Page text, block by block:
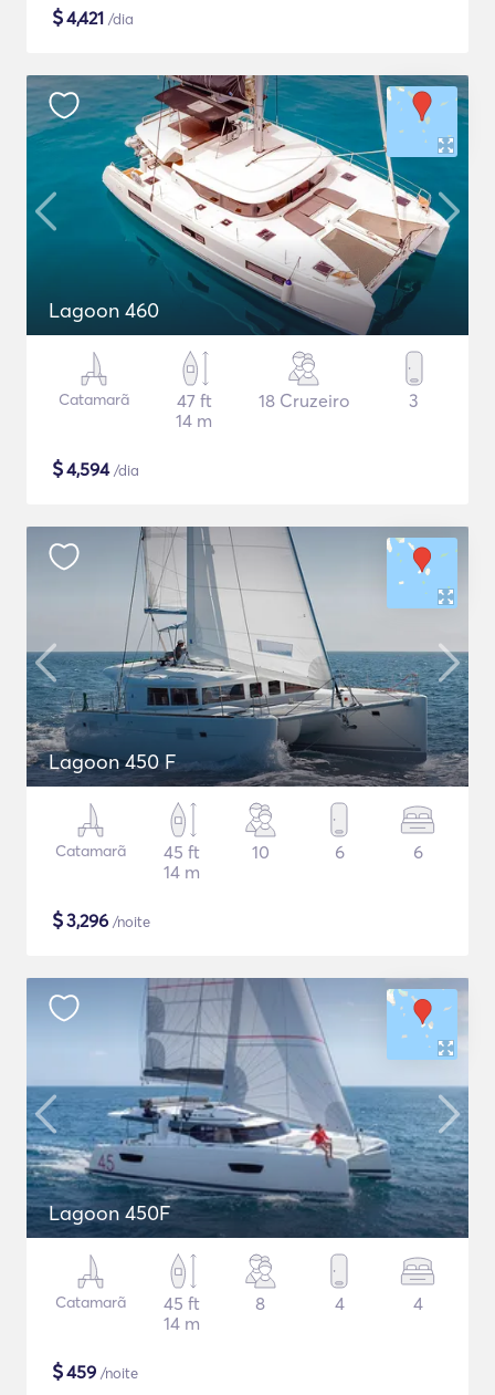
$4,421 /dia
Lagoon 460
Catamarã
47 ft
14 m
18 Cruzeiro 3
$4,594/dia
Lagoon 450 F
Catamarã
45 ft
14 m
10 6 6
$3,296 /noite
Lagoon 450F
Catamarã
45 ft
14 m
8 4 4
$459 /noite